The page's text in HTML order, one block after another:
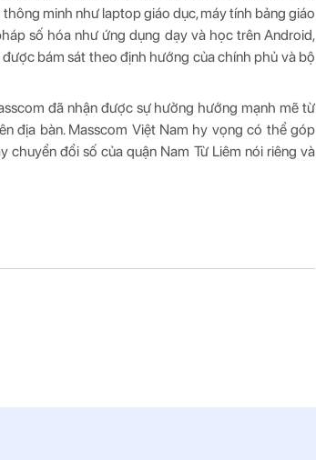
minh như laptop giáo dục, máy tính bảng giáo
số hóa như ứng dụng dạy và học trên Android,
bám sát theo định hướng của chính phủ và bộ
đã nhận được sự hưởng hướng mạnh mẽ từ
địa bàn. Masscom Việt Nam hy vọng có thể góp
đổi số của quận Nam Từ Liêm nói riêng và